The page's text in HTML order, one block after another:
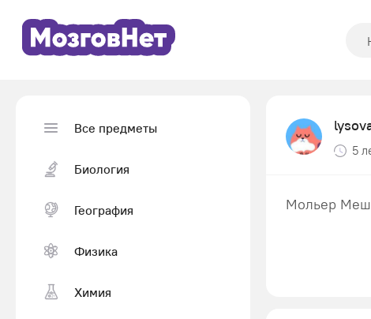
Все предметы
Биология
География
Физика
Химия
5
Мольер